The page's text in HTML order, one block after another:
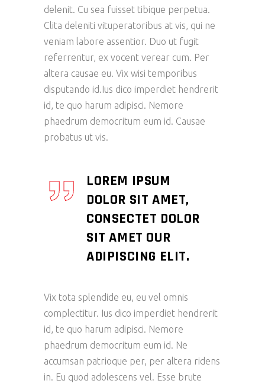
delenit. Cu sea fuisset tibique perpetua.
Clita deleniti vituperatoribus at vis, qui ne
veniam labore assentior. Duo ut fugit
referrentur, ex vocent verear cum. Per
altera causae eu. Vix wisi temporibus
disputando id.Ius dico imperdiet hendrerit
id, te quo harum adipisci. Nemore
phaedrum democritum eum id. Causae
probatus ut vis.
LOREM IPSUM
DOLOR SIT AMET,
CONSECTET DOLOR
SIT AMET OUR
ADIPISCING ELIT.
Vix tota splendide eu, eu vel omnis
complectitur. Ius dico imperdiet hendrerit
id, te quo harum adipisci. Nemore
phaedrum democritum eum id. Ne
accumsan patrioque per, per altera ridens
in. Eu quod adolescens vel. Esse brute